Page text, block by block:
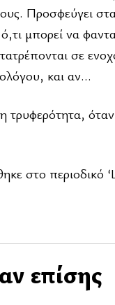
Προσφεύγει
μπορεί να
σε
και αν…
όταν
στο περιοδικό
επίσης